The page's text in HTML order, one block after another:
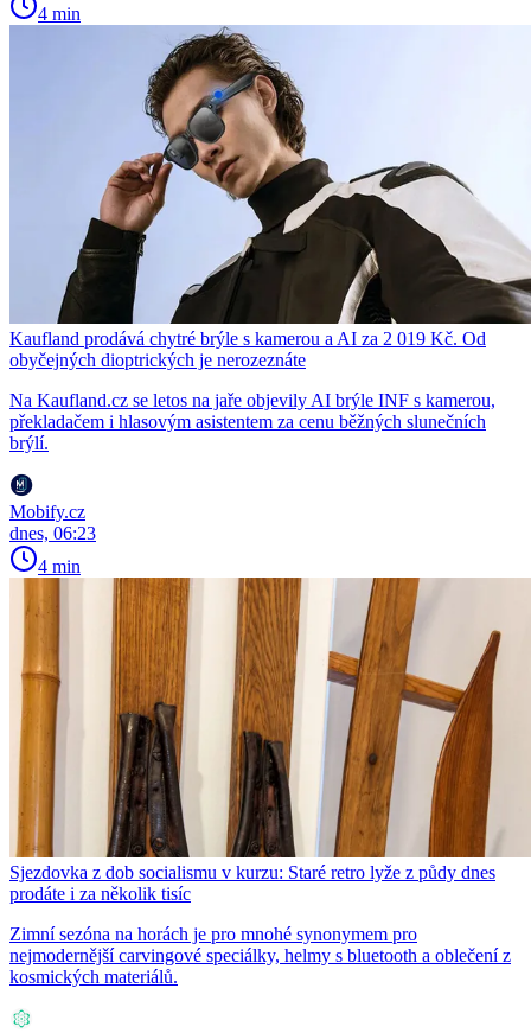
4 min
Kaufland prodává chytré brýle s kamerou a AI za 2 019 Kč. Od
obyčejných dioptrických je nerozeznáte
Na Kaufland.cz se letos na jaře objevily AI brýle INF s kamerou,
překladačem i hlasovým asistentem za cenu běžných slunečních
brýlí.
Mobify.cz
dnes, 06:23
4 min
Sjezdovka z dob socialismu v kurzu: Staré retro lyže z půdy dnes
prodáte i za několik tisíc
Zimní sezóna na horách je pro mnohé synonymem pro
nejmodernější carvingové speciálky, helmy s bluetooth a oblečení z
kosmických materiálů.